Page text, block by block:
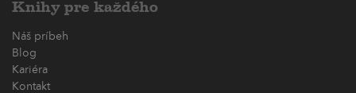
Knihy pre každého
Náš príbeh
Blog
Kariéra
Kontakt